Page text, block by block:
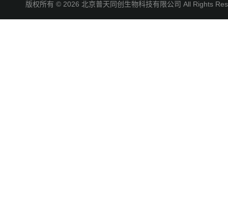
版权所有 © 2026 北京普天同创生物科技有限公司 All Rights